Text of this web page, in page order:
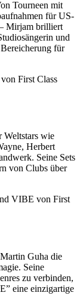
Tourneen mit
für US-
Mirjam brilliert
und
für
Weltstars wie
Herbert
Seine Sets
von Clubs über
Guha die
Seine
zu verbinden,
eine einzigartige